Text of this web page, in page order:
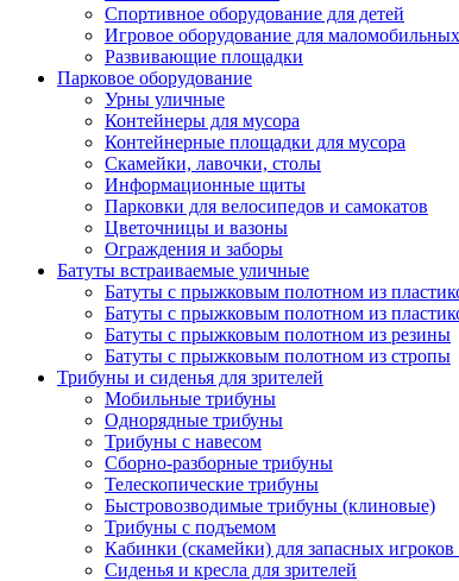
Спортивное оборудование для детей
Игровое оборудование для
Развивающие площадки
Парковое оборудование
Урны уличные
Контейнеры для мусора
Контейнерные площадки для мусора
Скамейки, лавочки, столы
Информационные щиты
Парковки для велосипедов и самокатов
Цветочницы и вазоны
Ограждения и заборы
Батуты встраиваемые уличные
Батуты с прыжковым полотном из
Батуты с прыжковым полотном из
Батуты с прыжковым полотном из резины
Батуты с прыжковым полотном из стропы
Трибуны и сиденья для зрителей
Мобильные трибуны
Однорядные трибуны
Трибуны с навесом
Сборно-разборные трибуны
Телескопические трибуны
Быстровозводимые трибуны (клиновые)
Трибуны с подъемом
Кабинки (скамейки) для запасных игроков
Сиденья и кресла для зрителей